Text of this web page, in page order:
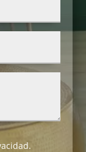
.